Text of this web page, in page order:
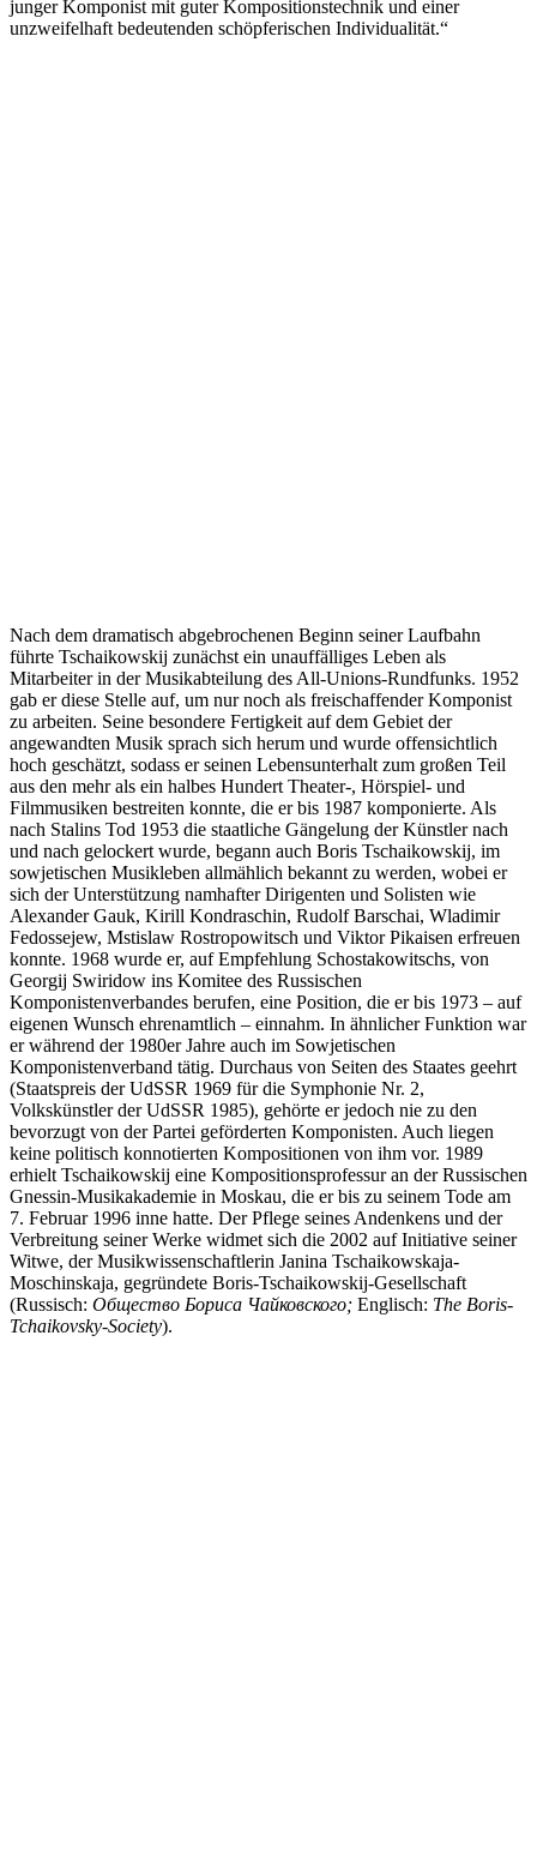
junger Komponist mit guter Kompositionstechnik und einer
unzweifelhaft bedeutenden schöpferischen Individualität.“
Nach dem dramatisch abgebrochenen Beginn seiner Laufbahn
führte Tschaikowskij zunächst ein unauffälliges Leben als
Mitarbeiter in der Musikabteilung des All-Unions-Rundfunks. 1952
gab er diese Stelle auf, um nur noch als freischaffender Komponist
zu arbeiten. Seine besondere Fertigkeit auf dem Gebiet der
angewandten Musik sprach sich herum und wurde offensichtlich
hoch geschätzt, sodass er seinen Lebensunterhalt zum großen Teil
aus den mehr als ein halbes Hundert Theater-, Hörspiel- und
Filmmusiken bestreiten konnte, die er bis 1987 komponierte. Als
nach Stalins Tod 1953 die staatliche Gängelung der Künstler nach
und nach gelockert wurde, begann auch Boris Tschaikowskij, im
sowjetischen Musikleben allmählich bekannt zu werden, wobei er
sich der Unterstützung namhafter Dirigenten und Solisten wie
Alexander Gauk, Kirill Kondraschin, Rudolf Barschai, Wladimir
Fedossejew, Mstislaw Rostropowitsch und Viktor Pikaisen erfreuen
konnte. 1968 wurde er, auf Empfehlung Schostakowitschs, von
Georgij Swiridow ins Komitee des Russischen
Komponistenverbandes berufen, eine Position, die er bis 1973 – auf
eigenen Wunsch ehrenamtlich – einnahm. In ähnlicher Funktion war
er während der 1980er Jahre auch im Sowjetischen
Komponistenverband tätig. Durchaus von Seiten des Staates geehrt
(Staatspreis der UdSSR 1969 für die Symphonie Nr. 2,
Volkskünstler der UdSSR 1985), gehörte er jedoch nie zu den
bevorzugt von der Partei geförderten Komponisten. Auch liegen
keine politisch konnotierten Kompositionen von ihm vor. 1989
erhielt Tschaikowskij eine Kompositionsprofessur an der Russischen
Gnessin-Musikakademie in Moskau, die er bis zu seinem Tode am
7. Februar 1996 inne hatte. Der Pflege seines Andenkens und der
Verbreitung seiner Werke widmet sich die 2002 auf Initiative seiner
Witwe, der Musikwissenschaftlerin Janina Tschaikowskaja-
Moschinskaja, gegründete Boris-Tschaikowskij-Gesellschaft
(Russisch: Общество Бориса Чайковского; Englisch: The Boris-
Tchaikovsky-Society).